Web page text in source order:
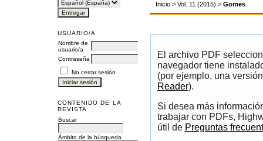
USUARIO/A
Nombre de
usuario/a
Contraseña
No cerrar sesión
CONTENIDO DE LA
REVISTA
Buscar
Ámbito de la búsqueda
Inicio> Vol. 11 (2015) > Gomes
El archivo PDF
navegador tiene
(por ejemplo, una
Reader).
Si desea más
trabajar con PDFs,
útil de Preguntas